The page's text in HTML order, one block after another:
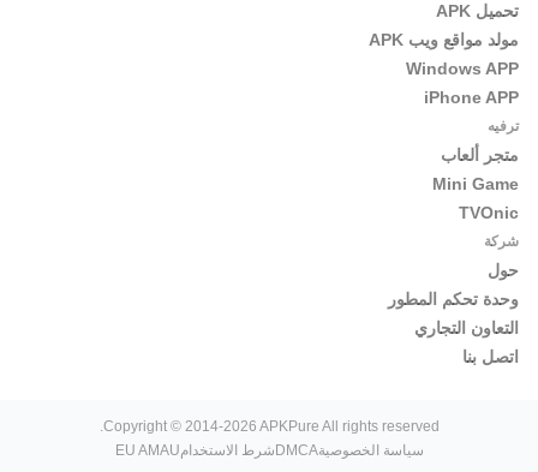
تحميل APK
مولد مواقع ويب APK
Windows APP
iPhone APP
ترفيه
متجر ألعاب
Mini Game
TVOnic
شركة
حول
وحدة تحكم المطور
التعاون التجاري
اتصل بنا
Copyright © 2014-2026 APKPure All rights reserved.
سياسة الخصوصيةDMCA شرط الاستخدامEU AMAU